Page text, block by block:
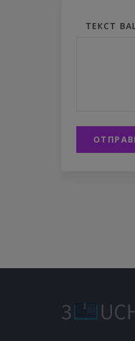
ТЕКСТ